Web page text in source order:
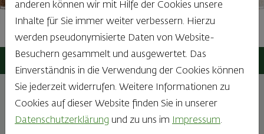
Produktausführung
Haubis Geschäftskunden
Allerhöchste Ansprüche
anderen können wir mit Hilfe der Cookies unsere
Inhalte für Sie immer weiter verbessern. Hierzu
werden pseudonymisierte Daten von Website-
Besuchern gesammelt und ausgewertet. Das
Einverständnis in die Verwendung der Cookies können
Sie jederzeit widerrufen. Weitere Informationen zu
Cookies auf dieser Website finden Sie in unserer
Datenschutzerklärung und zu uns im Impressum.